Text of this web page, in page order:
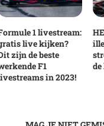
1 livestream:
live kijken?
zijn de beste
F1
in 2023!